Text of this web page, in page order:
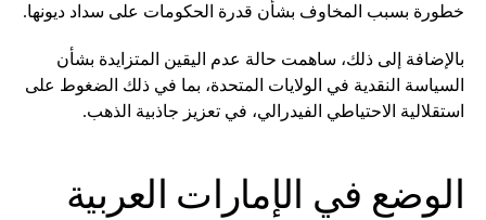
خطورة بسبب المخاوف بشأن قدرة الحكومات على سداد ديونها.
بالإضافة إلى ذلك، ساهمت حالة عدم اليقين المتزايدة بشأن
السياسة النقدية في الولايات المتحدة، بما في ذلك الضغوط على
استقلالية الاحتياطي الفيدرالي، في تعزيز جاذبية الذهب.
الوضع في الإمارات العربية